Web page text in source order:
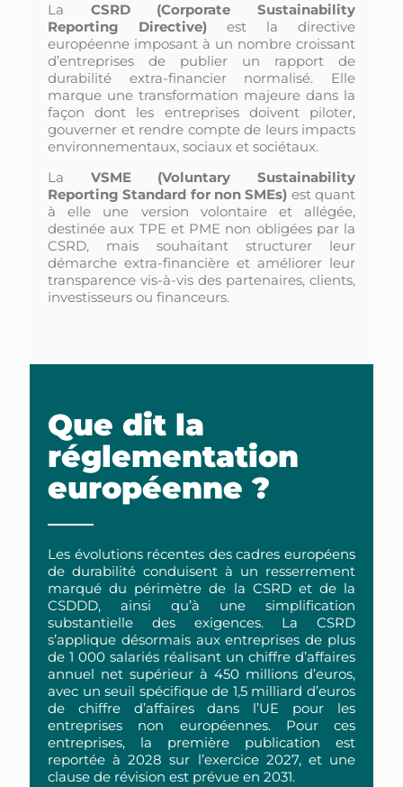
La CSRD (Corporate Sustainability
Reporting Directive) est la directive
européenne imposant à un nombre croissant
d’entreprises de publier un rapport de
durabilité extra-financier normalisé. Elle
marque une transformation majeure dans la
façon dont les entreprises doivent piloter,
gouverner et rendre compte de leurs impacts
environnementaux, sociaux et sociétaux.
La VSME (Voluntary Sustainability
Reporting Standard for non SMEs) est quant
à elle une version volontaire et allégée,
destinée aux TPE et PME non obligées par la
CSRD, mais souhaitant structurer leur
démarche extra-financière et améliorer leur
transparence vis-à-vis des partenaires, clients,
investisseurs ou financeurs.
Que dit la
réglementation
européenne ?
Les évolutions récentes des cadres européens
de durabilité conduisent à un resserrement
marqué du périmètre de la CSRD et de la
CSDDD, ainsi qu’à une simplification
substantielle des exigences. La CSRD
s’applique désormais aux entreprises de plus
de 1 000 salariés réalisant un chiffre d’affaires
annuel net supérieur à 450 millions d’euros,
avec un seuil spécifique de 1,5 milliard d’euros
de chiffre d’affaires dans l’UE pour les
entreprises non européennes. Pour ces
entreprises, la première publication est
reportée à 2028 sur l’exercice 2027, et une
clause de révision est prévue en 2031.